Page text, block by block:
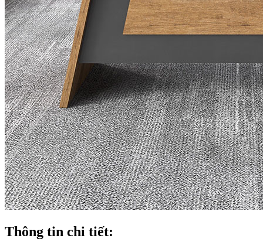
Thông tin chi tiết: